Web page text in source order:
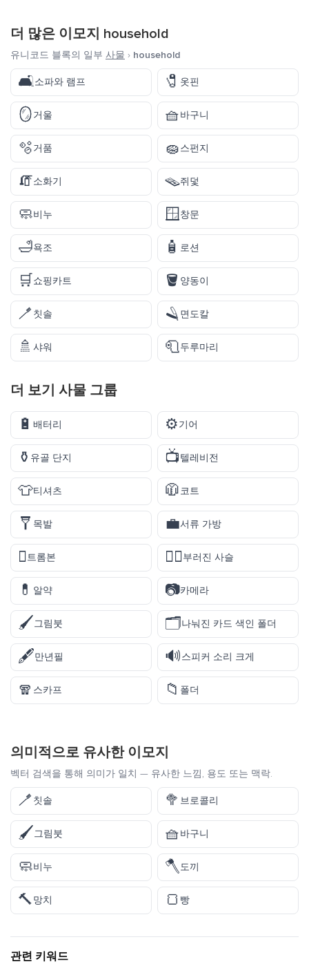
더 많은 이모지 household
유니코드 블록의 일부 사물 › household
🛋️소파와 램프 🧷 옷핀
🪞거울 🧺바구니
🫧거품 🧽스펀지
🧯소화기 🪤쥐덫
🧼비누 🪟창문
🛁욕조 🧴 로션
🛒 쇼핑카트 🪣 양동이
🪥 칫솔 🪒 면도칼
🚿 샤워 🧻두루마리
더 보기 사물 그룹
🔋 배터리 ⚙️기어
⚱️ 유골 단지 📺텔레비전
👕티셔츠 🧥코트
🩼 목발 💼서류 가방
🪊트롬본 ⛓️‍💥부러진 사슬
💊 알약 📷카메라
🖌️ 그림붓 🗂️나눠진 카드 색인 폴더
🖋️만년필 🔊스피커 소리 크게
🧣 스카프 📁 폴더
의미적으로 유사한 이모지
벡터 검색을 통해 의미가 일치 — 유사한 느낌, 용도 또는 맥락.
🪥 칫솔 🥦 브로콜리
🖌️ 그림붓 🧺바구니
🧼비누 🪓도끼
🔨망치 🍞 빵
관련 키워드